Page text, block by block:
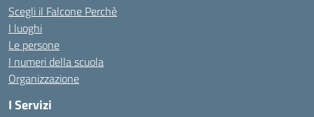
Scegli il Falcone Perchè
I luoghi
Le persone
I numeri della scuola
Organizzazione
I Servizi